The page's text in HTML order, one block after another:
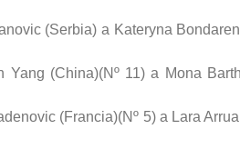
(Serbia) a Kateryna
Yang (China)(Nº 11) a Mona
(Francia)(Nº 5) a Lara